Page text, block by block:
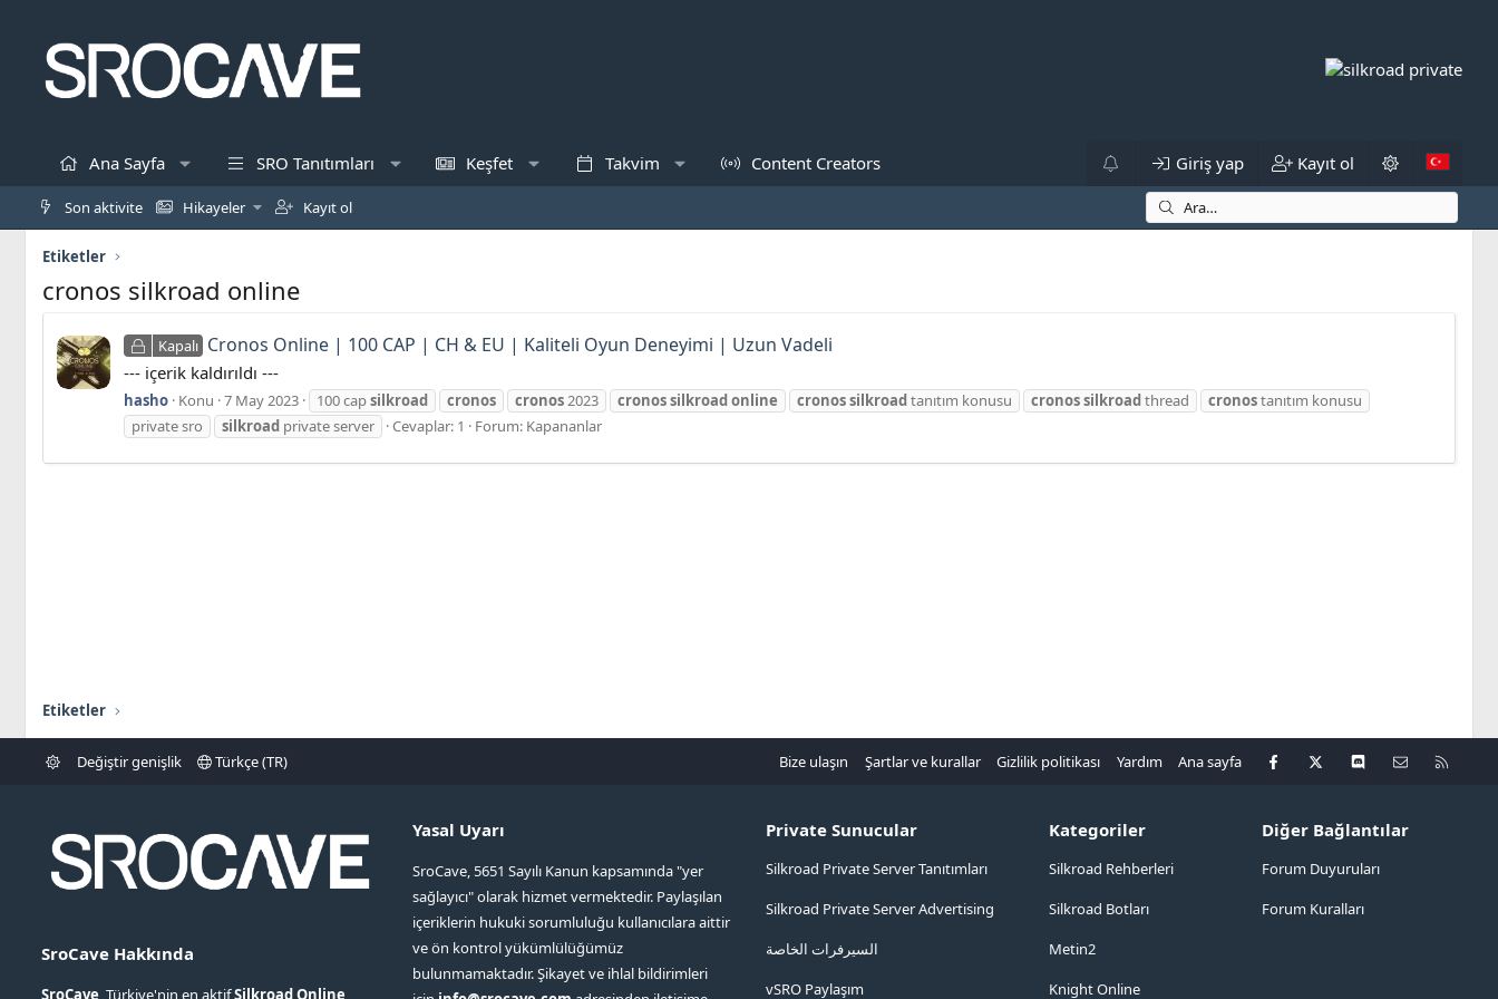
Ana Sayfa SRO Tanıtımları Keşfet Takvim Content Creators Giriş yap Kayıt ol
Son aktivite Hikayeler Kayıt ol
Etiketler
cronos silkroad online
Kapalı Cronos Online | 100 CAP | CH & EU | Kaliteli Oyun Deneyimi | Uzun Vadeli
--- içerik kaldırıldı ---
hasho Konu 7 May 2023 100 capsilkroad cronos cronos 2023 cronossilkroadonline cronossilkroadtanıtım konusu cronossilkroadthread cronostanıtım konusu
private sro
silkroad private server Cevaplar: 1 Forum: Kapananlar
Etiketler
Değiştir genişlik Türkçe (TR) Bize ulaşın Şartlar ve kurallar Gizlilik politikası Yardım Ana sayfa Facebook
X Discord Bize ulaşın
SroCave Hakkında
SroCave , Türkiye'nin en aktifSilkroad Online
Yasal Uyarı
SroCave, 5651 Sayılı Kanun kapsamında "yer
sağlayıcı" olarak hizmet vermektedir. Paylaşılan
içeriklerin hukuki sorumluluğu kullanıcılara aittir
ve ön kontrol yükümlülüğümüz
bulunmamaktadır. Şikayet ve ihlal bildirimleri
Private Sunucular
Silkroad Private Server Tanıtımları
Silkroad Private Server Advertising
السيرفرات الخاصة
vSRO Paylaşım
Kategoriler
Silkroad Rehberleri
Silkroad Botları
Metin2
Knight Online
Diğer Bağlantılar
Forum Duyuruları
Forum Kuralları